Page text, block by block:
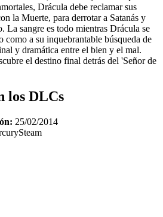
Drácula debe reclamar sus
la Muerte, para derrotar a Satanás y
La sangre es todo mientras Drácula se
como a su inquebrantable búsqueda de
y dramática entre el bien y el mal.
el destino final detrás del 'Señor de
los DLCs
25/02/2014